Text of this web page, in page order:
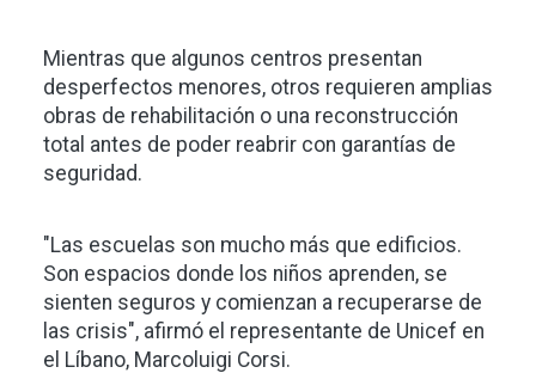
Mientras que algunos centros presentan
desperfectos menores, otros requieren amplias
obras de rehabilitación o una reconstrucción
total antes de poder reabrir con garantías de
seguridad.
"Las escuelas son mucho más que edificios.
Son espacios donde los niños aprenden, se
sienten seguros y comienzan a recuperarse de
las crisis", afirmó el representante de Unicef en
el Líbano, Marcoluigi Corsi.